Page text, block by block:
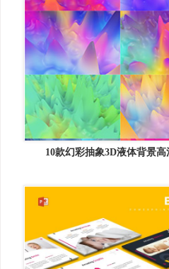
10款幻彩抽象3D液体背景高